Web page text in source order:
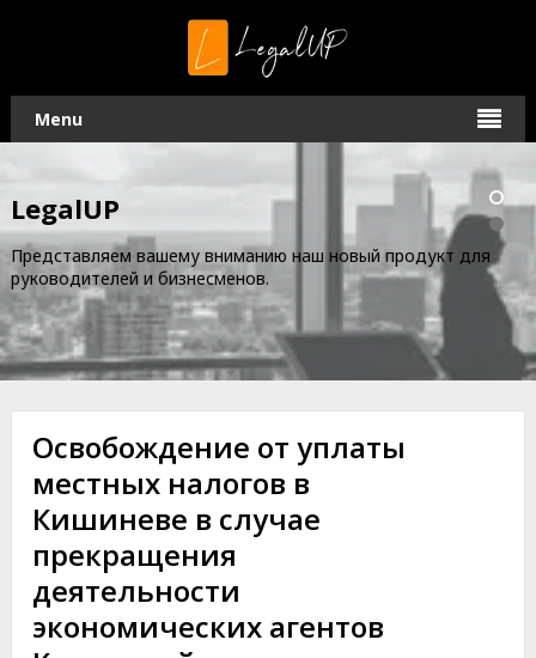
Menu
LegalUP
Представляем вашему вниманию наш новый продукт для
руководителей и бизнесменов.
Освобождение от уплаты
местных налогов в
Кишиневе в случае
прекращения
деятельности
экономических агентов